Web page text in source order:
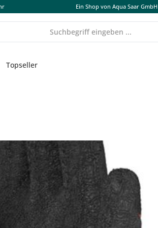
Ein Shop von Aqua Saar GmbH
Topseller